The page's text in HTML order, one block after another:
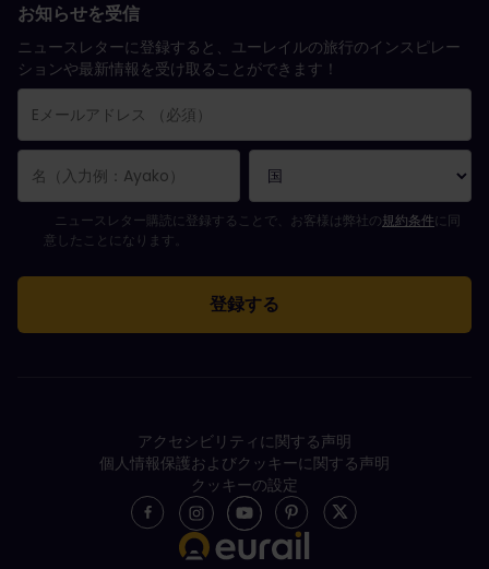
お知らせを受信
ニュースレターに登録すると、ユーレイルの旅行のインスピレー
ションや最新情報を受け取ることができます！
購読登録が完了しました。
Eメールアドレス欄は必須項目です。
Eメールアドレスが正しくありません。
ニュースレターの購読登録中にエラーが発生しました。後ほど、もう一度や
すでにこのニュースレターを購読されています！
ニュースレターを購読するには規約条件に同意してください。
ニュースレター購読に登録することで、お客様は弊社の規約条件に同
意したことになります。
アクセシビリティに関する声明
個人情報保護およびクッキーに関する声明
クッキーの設定